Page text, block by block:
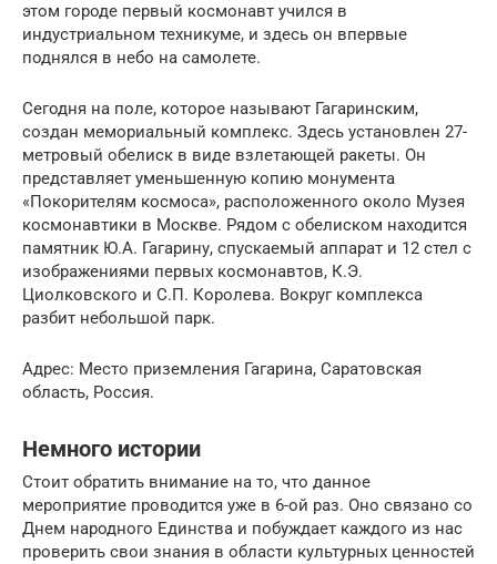
этом городе первый космонавт учился в
индустриальном техникуме, и здесь он впервые
поднялся в небо на самолете.
Сегодня на поле, которое называют Гагаринским,
создан мемориальный комплекс. Здесь установлен 27-
метровый обелиск в виде взлетающей ракеты. Он
представляет уменьшенную копию монумента
«Покорителям космоса», расположенного около Музея
космонавтики в Москве. Рядом с обелиском находится
памятник Ю.А. Гагарину, спускаемый аппарат и 12 стел с
изображениями первых космонавтов, К.Э.
Циолковского и С.П. Королева. Вокруг комплекса
разбит небольшой парк.
Адрес: Место приземления Гагарина, Саратовская
область, Россия.
Немного истории
Стоит обратить внимание на то, что данное
мероприятие проводится уже в 6-ой раз. Оно связано со
Днем народного Единства и побуждает каждого из нас
проверить свои знания в области культурных ценностей